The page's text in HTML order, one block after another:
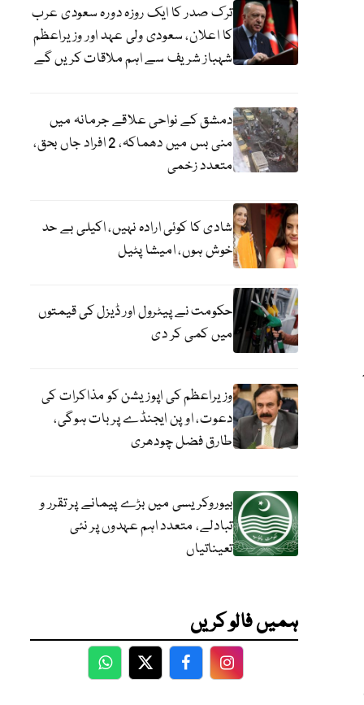
ترک صدر کا ایک روزہ دورہ سعودی عرب
کا اعلان، سعودی ولی عہد اور وزیراعظم
شہباز شریف سے اہم ملاقات کریں گے
دمشق کے نواحی علاقے جرمانہ میں
منی بس میں دھماکہ، 2 افراد جاں بحق،
متعدد زخمی
شادی کا کوئی ارادہ نہیں، اکیلی بے حد
خوش ہوں، امیشا پٹیل
حکومت نے پیٹرول اور ڈیزل کی قیمتوں
میں کمی کر دی
وزیراعظم کی اپوزیشن کو مذاکرات کی
دعوت، اوپن ایجنڈے پر بات ہوگی،
طارق فضل چودھری
بیوروکریسی میں بڑے پیمانے پر تقرر و
تبادلے، متعدد اہم عہدوں پر نئی
تعیناتیاں
ہمیں فالو کریں
WhatsApp
TwitterFacebookFacebook